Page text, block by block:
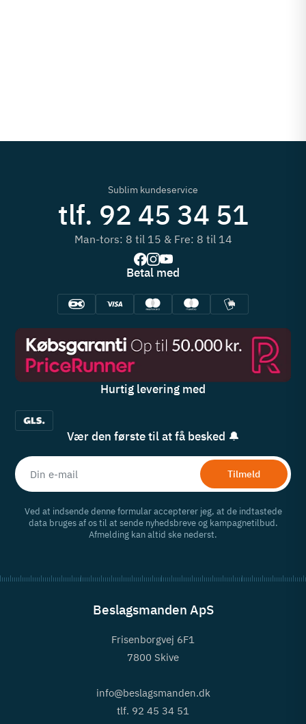
Sublim kundeservice
tlf. 92 45 34 51
Man-tors: 8 til 15 & Fre: 8 til 14
Betal med
Hurtig levering med
Vær den første til at få besked 🔔
Tilmeld
Ved at indsende denne formular accepterer jeg, at de indtastede
data bruges af os til at sende nyhedsbreve og kampagnetilbud.
Afmelding kan altid ske nederst.
Beslagsmanden ApS
Frisenborgvej 6F1
7800 Skive
info@beslagsmanden.dk
tlf. 92 45 34 51